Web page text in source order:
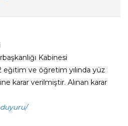
Kabinesi
eğitim ve öğretim yılında yüz
karar verilmiştir. Alınan karar